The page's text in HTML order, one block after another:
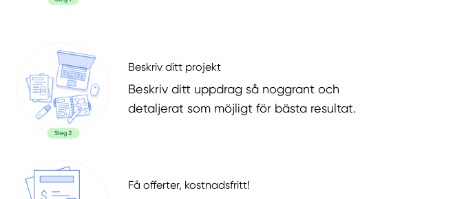
Beskriv ditt projekt
Beskriv ditt uppdrag så noggrant och
detaljerat som möjligt för bästa resultat.
Få offerter, kostnadsfritt!